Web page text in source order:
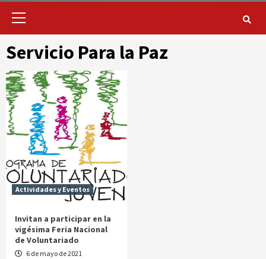
Primary
Servicio Para la Paz
Actividades y Eventos
Invitan a participar en la
vigésima Feria Nacional
de Voluntariado
6 de mayo de 2021